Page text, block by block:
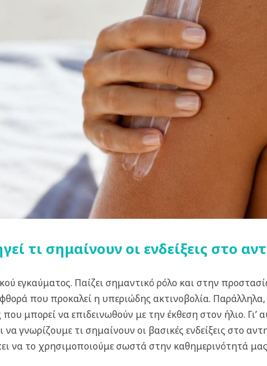
τι σημαίνουν οι ενδείξεις στο
εγκαύματος. Παίζει σημαντικό ρόλο και στην
που προκαλεί η υπεριώδης ακτινοβολία. Παράλληλα,
μπορεί να επιδεινωθούν με την έκθεση στον ήλιο. Γι’
γνωρίζουμε τι σημαίνουν οι βασικές ενδείξεις στο
να το χρησιμοποιούμε σωστά στην καθημερινότητά